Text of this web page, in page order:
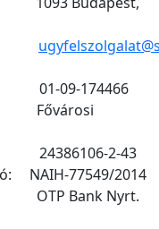
09-174466
2-43
NAIH-77549/2014
Bank Nyrt.